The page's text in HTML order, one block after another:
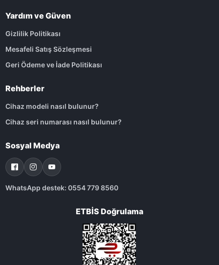
Yardım ve Güven
Gizlilik Politikası
Mesafeli Satış Sözleşmesi
Geri Ödeme ve İade Politikası
Rehberler
Cihaz modeli nasıl bulunur?
Cihaz seri numarası nasıl bulunur?
Sosyal Medya
WhatsApp destek: 0554 779 8560
ETBİS Doğrulama